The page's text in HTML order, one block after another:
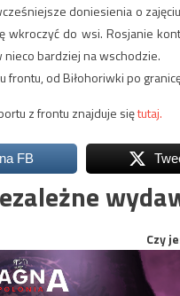
doniesienia o
wkroczyć do wsi. Rosjanie
bardziej na wschodzie.
frontu, od Biłohoriwki po
z frontu znajduje siętutaj.
FB
Czy